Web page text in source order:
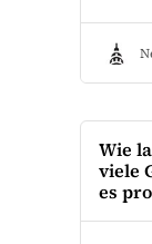
Wie
viele
es